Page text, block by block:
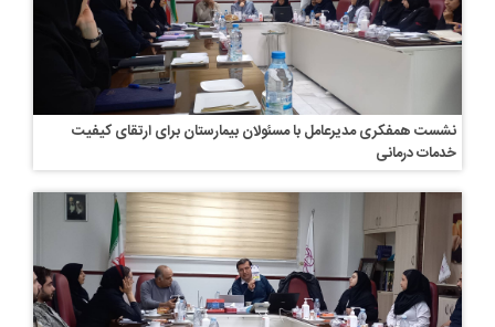
نشست همفکری مدیرعامل با مسئولان بیمارستان برای ارتقای کیفیت
خدمات درمانی